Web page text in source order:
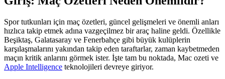
Spor tutkunları için maç özetleri, güncel gelişmeleri ve önemli anları
hızlıca takip etmek adına vazgeçilmez bir araç haline geldi. Özellikle
Beşiktaş, Galatasaray ve Fenerbahçe gibi büyük kulüplerin
karşılaşmalarını yakından takip eden taraftarlar, zaman kaybetmeden
maçın kritik anlarını görmek ister. İşte tam bu noktada, Mac ozeti ve
Apple Intelligence teknolojileri devreye giriyor.